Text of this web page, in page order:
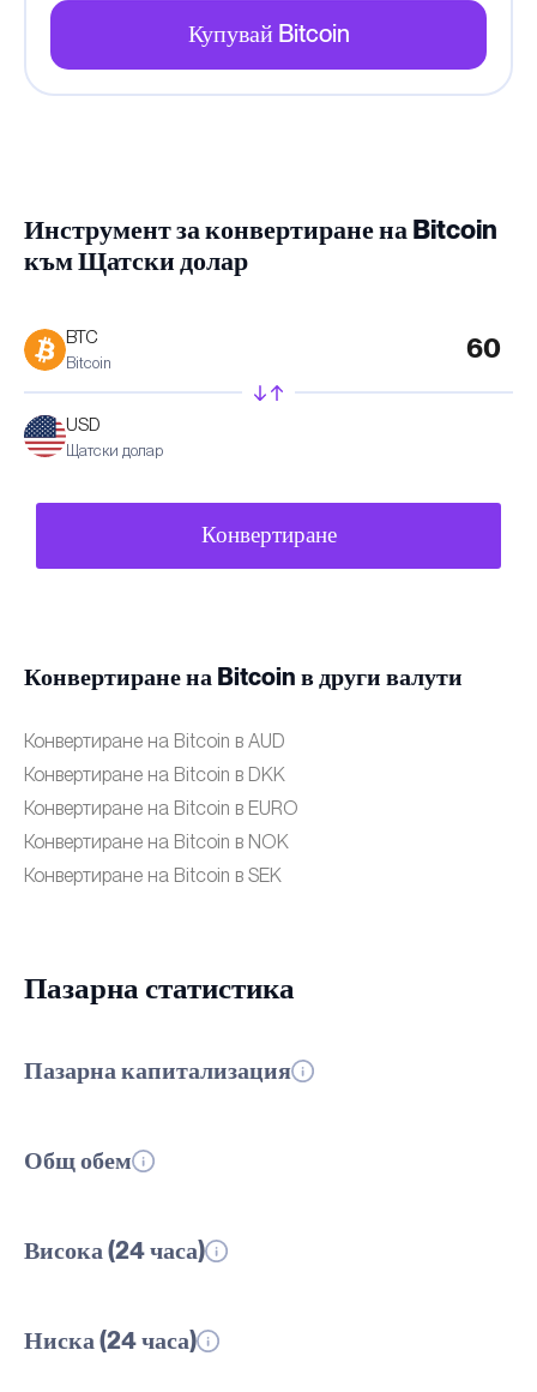
Купувай Bitcoin
Инструмент за конвертиране на Bitcoin
към Щатски долар
BTC
Bitcoin
USD
Щатски долар
Конвертиране
Конвертиране на Bitcoin в други валути
Конвертиране на Bitcoin в AUD
Конвертиране на Bitcoin в DKK
Конвертиране на Bitcoin в EURO
Конвертиране на Bitcoin в NOK
Конвертиране на Bitcoin в SEK
Пазарна статистика
Пазарна капитализация
Общ обем
Висока (24 часа)
Ниска (24 часа)